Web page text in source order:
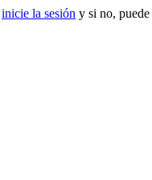
inicie la sesión y si no, puede